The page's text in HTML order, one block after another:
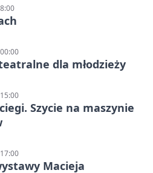
dla młodzieży
Szycie na maszynie
Macieja